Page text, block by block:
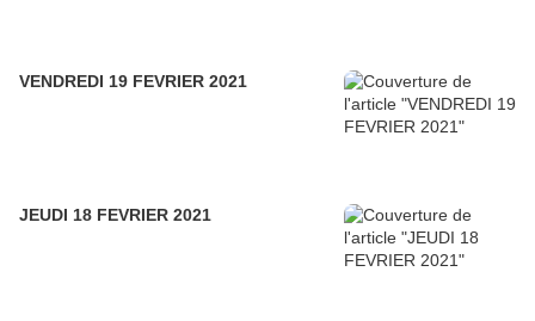
VENDREDI 19 FEVRIER 2021
JEUDI 18 FEVRIER 2021